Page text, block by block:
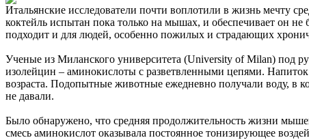
Итальянские исследователи почти воплотили в жизнь мечту
коктейль испытан пока только на мышах, и обеспечивает он
подходит и для людей, особенно пожилых и страдающих
Ученые из Миланского университета (University of Milan) под
изолейцин – аминокислоты с разветвленными цепями.
возраста. Подопытные животные ежедневно получали воду, в
не давали.
Было обнаружено, что средняя продолжительность жизни
смесь аминокислот оказывала постоянное тонизирующее